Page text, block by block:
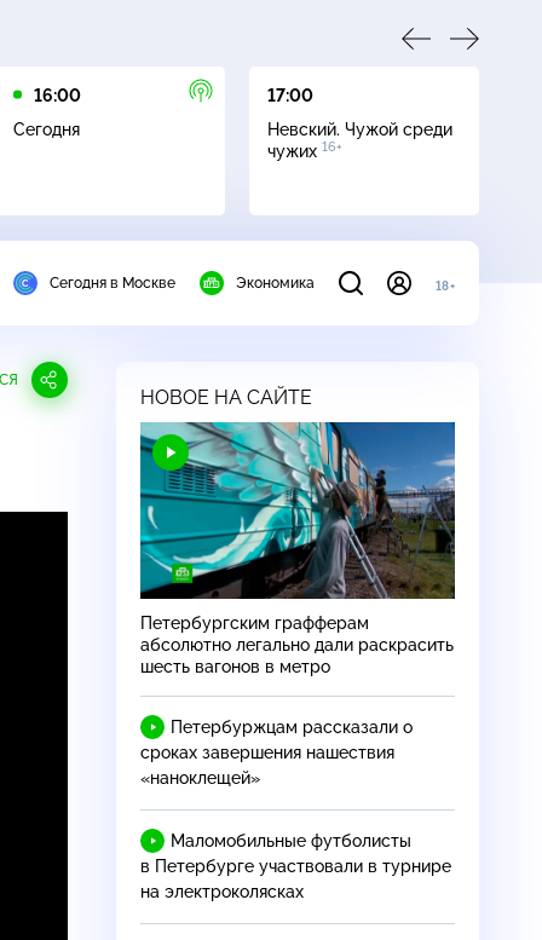
16:00
Сегодня
17:00
Невский. Чужой среди
чужих 16+
Сегодня в Москве Экономика 18+
НОВОЕ НА САЙТЕ
Петербургским графферам
абсолютно легально дали раскрасить
шесть вагонов в метро
Петербуржцам рассказали о
сроках завершения нашествия
«наноклещей»
Маломобильные футболисты
в Петербурге участвовали в турнире
на электроколясках